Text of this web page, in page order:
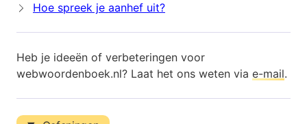
Hoe spreek je aanhef uit?
Heb je ideeën of verbeteringen voor
webwoordenboek.nl? Laat het ons weten via e-mail.